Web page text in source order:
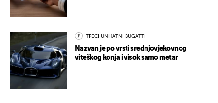
TREĆI UNIKATNI BUGATTI
Nazvan je po vrsti srednjovjekovnog
viteškog konja i visok samo metar